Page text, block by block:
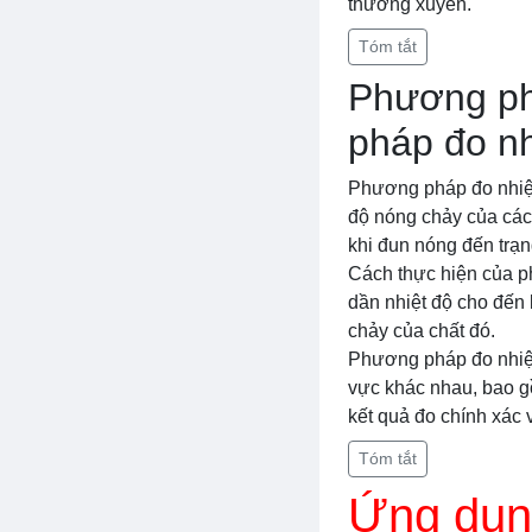
thường xuyên.
Tóm tắt
Phương
pháp đo
Phương pháp đo
độ nóng chảy của
khi đun nóng đến
Cách thực hiện của
dần nhiệt độ cho
chảy của chất đó.
Phương pháp đo
vực khác nhau, bao
kết quả đo chính xác
Tóm tắt
Ứng